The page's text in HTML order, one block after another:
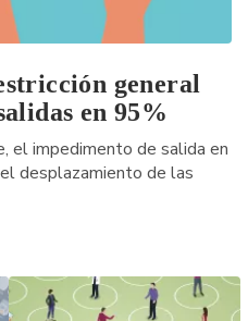
general
en 95%
el impedimento de salida en
desplazamiento de las